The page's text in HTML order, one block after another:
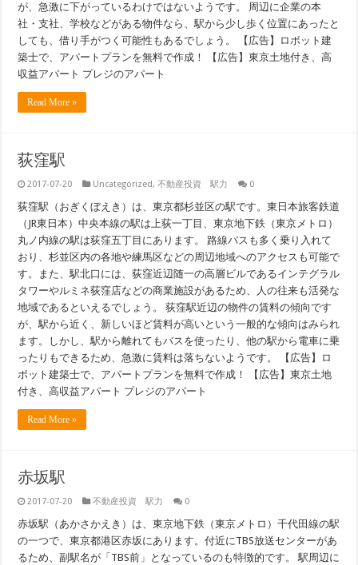
が、急激に下がっているわけではないようです。 周辺に企業の本
社・支社、学校などがある物件なら、駅から少し歩く位置にあったと
しても、借り手がつく可能性もあるでしょう。 【広告】ロボット建
築士で、アパートプランを無料で作成！ 【広告】東京土地付き、高
収益アパート プレジのアパート
Read More »
荻窪駅
2017-07-20 Uncategorized,不動産投資 駅力 0
荻窪駅（おぎくぼえき）は、東京都杉並区の駅です。東日本旅客鉄道
（JR東日本）中央本線の駅は上荻一丁目、東京地下鉄（東京メトロ）
丸ノ内線の駅は荻窪五丁目にあります。 路線バスも多く乗り入れて
おり、杉並区内の各地や練馬区などの周辺地域へのアクセスも可能で
す。また、駅北口には、荻窪近辺随一の高層ビルであるインテグラル
タワーやルミネ荻窪店などの商業施設があるため、人の往来も活発な
地域であるといえるでしょう。 荻窪駅近辺の物件の賃料の傾向です
が、駅から近く、新しいほど賃料が高いという一般的な傾向はみられ
ます。しかし、駅から離れてもバスを使ったり、他の駅から電車に乗
ったりもできるため、急激に賃料は落ちないようです。 【広告】ロ
ボット建築士で、アパートプランを無料で作成！ 【広告】東京土地
付き、高収益アパート プレジのアパート
Read More »
赤坂駅
2017-07-20 不動産投資 駅力 0
赤坂駅（あかさかえき）は、東京地下鉄（東京メトロ）千代田線の駅
の一つで、東京都港区赤坂にあります。付近にTBS放送センターがあ
るため、副駅名が「TBS前」となっているのも特徴的です。 駅周辺に